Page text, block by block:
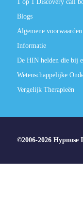
1 op 1 Discovery call
Blogs
Algemene voorwaarden
Informatie
De HIN helden die bij
Wetenschappelijke
Vergelijk Therapieën
©2006-2026